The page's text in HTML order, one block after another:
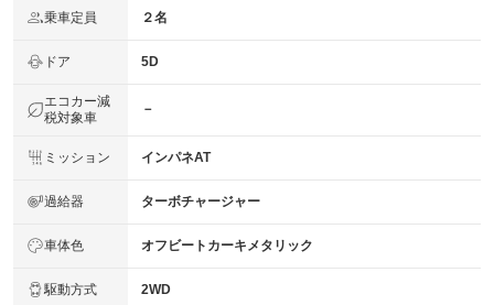
乗車定員 ２名
ドア 5D
エコカー減
税対象車
－
ミッション インパネAT
過給器 ターボチャージャー
車体色 オフビートカーキメタリック
駆動方式 2WD